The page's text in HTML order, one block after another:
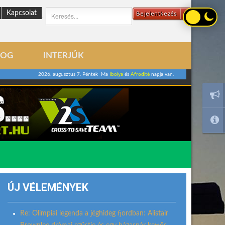
Bejelentkezés
Kapcsolat
INTERJÚK
2026. augusztus 7. Péntek Ma Ibolyaés Afroditénapja van.
ÚJ VÉLEMÉNYEK
Re: Olimpiai legenda a jéghideg fjordban: Alistair